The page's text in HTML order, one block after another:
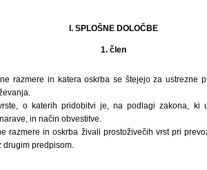
I. SPLOŠNE DOLOČBE
1. člen
razmere in katera oskrba se štejejo za ustrezne
o katerih pridobitvi je, na podlagi zakona, ki
in način obvestitve.
razmere in oskrba živali prostoživečih vrst pri
predpisom.